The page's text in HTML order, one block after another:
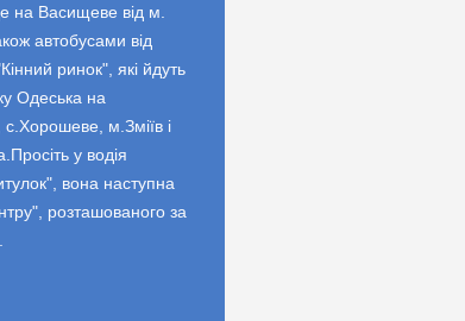
на Васищеве від м.
автобусами від
ринок", які йдуть
Одеська на
м.Зміїв і
у водія
вона наступна
розташованого за